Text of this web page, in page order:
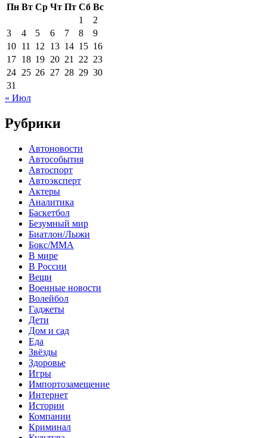
Пн Вт Ср Чт Пт Сб Вс
1
2
3
4 5 6 7 8
9
10 11 12 13 14 15 16
17 18 19 20 21 22 23
24 25 26 27 28 29 30
31
« Июл
Рубрики
Автоновости
Автособытия
Автоспорт
Автоэксперт
Актеры
Аналитика
Баскетбол
Безумный мир
Биатлон/Лыжи
Бокс/MMA
В мире
В России
Вещи
Военные новости
Волейбол
Гаджеты
Дети
Дом и сад
Еда
Звёзды
Здоровье
Игры
Импортозамещение
Интернет
Истории
Компании
Криминал